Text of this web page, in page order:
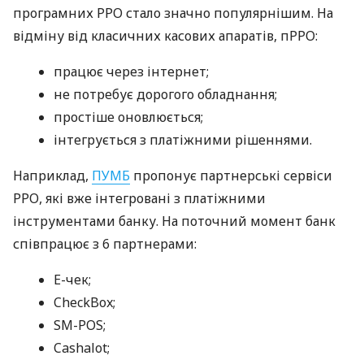
програмних РРО стало значно популярнішим. На
відміну від класичних касових апаратів, пРРО:
працює через інтернет;
не потребує дорогого обладнання;
простіше оновлюється;
інтегрується з платіжними рішеннями.
Наприклад, ПУМБ пропонує партнерські сервіси
РРО, які вже інтегровані з платіжними
інструментами банку. На поточний момент банк
співпрацює з 6 партнерами:
E-чек;
CheckBox;
SM-POS;
Cashalot;